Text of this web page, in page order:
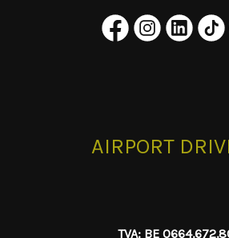
AIRPORT
TVA: BE